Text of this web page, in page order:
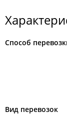
Способ
Вид перевозок